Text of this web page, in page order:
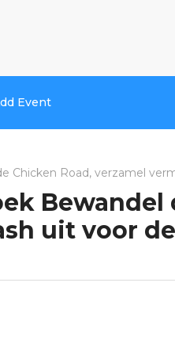
Event
Chicken Road, verzamel
Bewandel
uit voor